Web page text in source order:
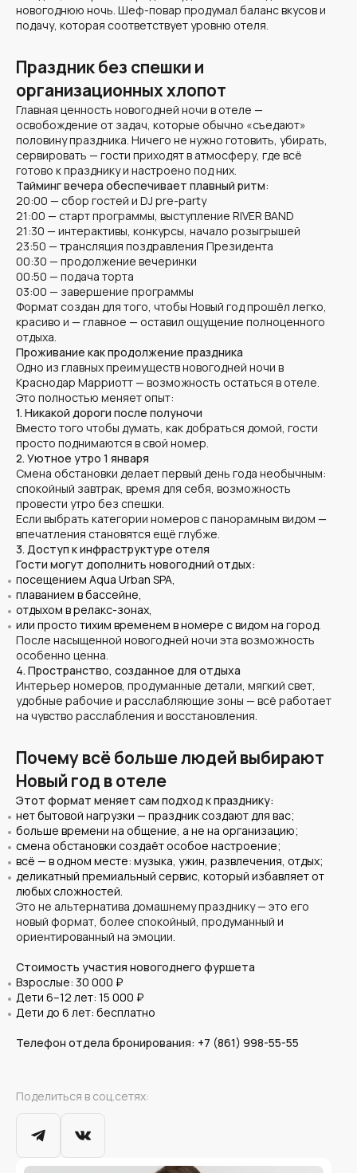
новогоднюю ночь. Шеф-повар продумал баланс вкусов и
подачу, которая соответствует уровню отеля.
Праздник без спешки и
организационных хлопот
Главная ценность новогодней ночи в отеле —
освобождение от задач, которые обычно «съедают»
половину праздника. Ничего не нужно готовить, убирать,
сервировать — гости приходят в атмосферу, где всё
готово к празднику и настроено под них.
Тайминг вечера обеспечивает плавный ритм:
20:00 — сбор гостей и DJ pre-party
21:00 — старт программы, выступление RIVER BAND
21:30 — интерактивы, конкурсы, начало розыгрышей
23:50 — трансляция поздравления Президента
00:30 — продолжение вечеринки
00:50 — подача торта
03:00 — завершение программы
Формат создан для того, чтобы Новый год прошёл легко,
красиво и — главное — оставил ощущение полноценного
отдыха.
Проживание как продолжение праздника
Одно из главных преимуществ новогодней ночи в
Краснодар Марриотт — возможность остаться в отеле.
Это полностью меняет опыт:
1. Никакой дороги после полуночи
Вместо того чтобы думать, как добраться домой, гости
просто поднимаются в свой номер.
2. Уютное утро 1 января
Смена обстановки делает первый день года необычным:
спокойный завтрак, время для себя, возможность
провести утро без спешки.
Если выбрать категории номеров с панорамным видом —
впечатления становятся ещё глубже.
3. Доступ к инфраструктуре отеля
Гости могут дополнить новогодний отдых:
посещением Aqua Urban SPA,
плаванием в бассейне,
отдыхом в релакс-зонах,
или просто тихим временем в номере с видом на город.
После насыщенной новогодней ночи эта возможность
особенно ценна.
4. Пространство, созданное для отдыха
Интерьер номеров, продуманные детали, мягкий свет,
удобные рабочие и расслабляющие зоны — всё работает
на чувство расслабления и восстановления.
Почему всё больше людей выбирают
Новый год в отеле
Этот формат меняет сам подход к празднику:
нет бытовой нагрузки — праздник создают для вас;
больше времени на общение, а не на организацию;
смена обстановки создаёт особое настроение;
всё — в одном месте: музыка, ужин, развлечения, отдых;
деликатный премиальный сервис, который избавляет от
любых сложностей.
Это не альтернатива домашнему празднику — это его
новый формат, более спокойный, продуманный и
ориентированный на эмоции.
Стоимость участия новогоднего фуршета
Взрослые: 30 000 ₽
Дети 6–12 лет: 15 000 ₽
Дети до 6 лет: бесплатно
Телефон отдела бронирования: +7 (861) 998-55-55
Поделиться в соц.сетях: